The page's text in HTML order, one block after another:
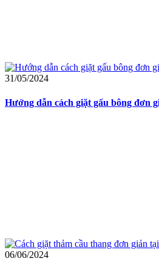
31/05/2024
Hướng dẫn cách giặt gấu bông đơn
06/06/2024